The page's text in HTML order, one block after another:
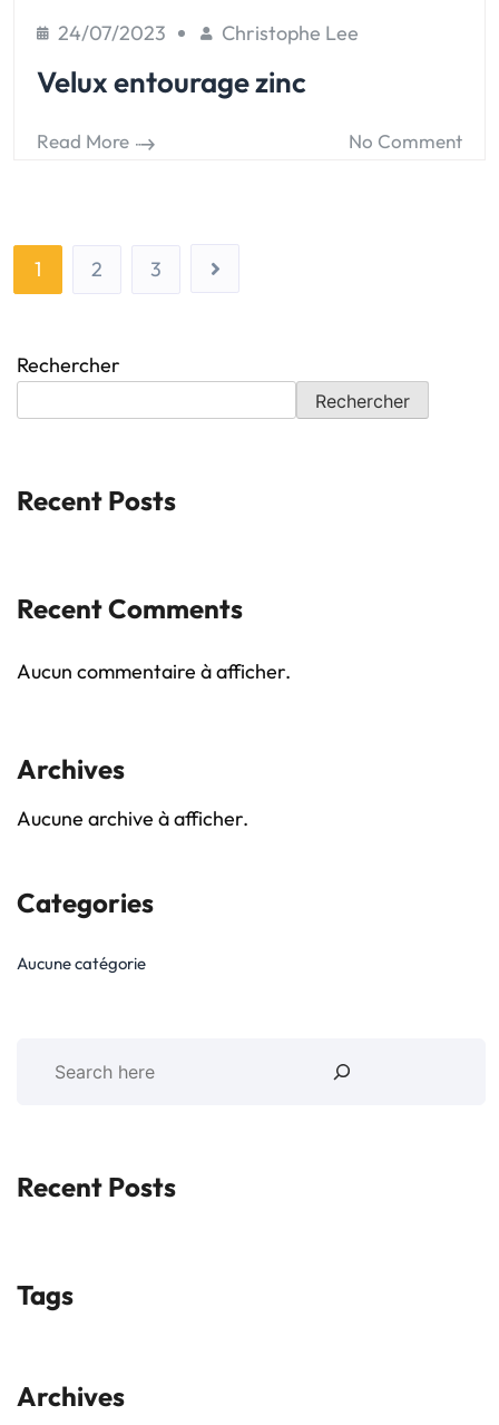
24/07/2023 Christophe Lee
Velux entourage zinc
Read More No Comment
1 2 3
Rechercher
Rechercher
Recent Posts
Recent Comments
Aucun commentaire à afficher.
Archives
Aucune archive à afficher.
Categories
Aucune catégorie
Recent Posts
Tags
Archives